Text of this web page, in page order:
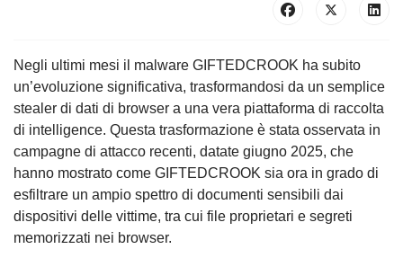
Negli ultimi mesi il malware GIFTEDCROOK ha subito
un’evoluzione significativa, trasformandosi da un semplice
stealer di dati di browser a una vera piattaforma di raccolta
di intelligence. Questa trasformazione è stata osservata in
campagne di attacco recenti, datate giugno 2025, che
hanno mostrato come GIFTEDCROOK sia ora in grado di
esfiltrare un ampio spettro di documenti sensibili dai
dispositivi delle vittime, tra cui file proprietari e segreti
memorizzati nei browser.